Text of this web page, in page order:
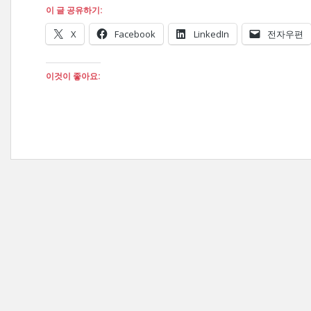
이 글 공유하기:
X Facebook LinkedIn 전자우편
이것이 좋아요: